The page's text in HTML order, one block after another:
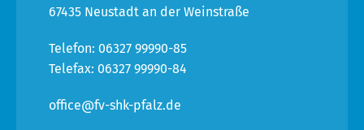
67435 Neustadt an der Weinstraße
Telefon: 06327 99990-85
Telefax: 06327 99990-84
office@fv-shk-pfalz.de